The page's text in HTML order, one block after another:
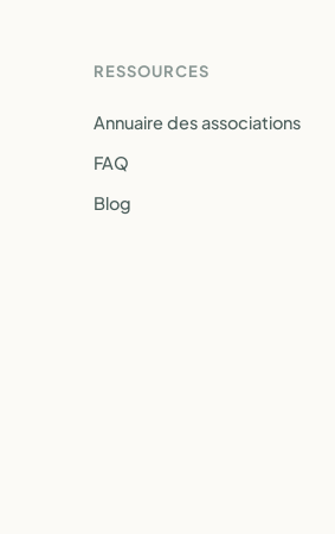
RESSOURCES
Annuaire des associations
FAQ
Blog